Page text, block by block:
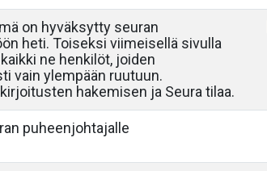
on hyväksytty seuran
heti. Toiseksi viimeisellä sivulla
ne henkilöt, joiden
vain ylempään ruutuun.
hakemisen ja Seura tilaa.
puheenjohtajalle